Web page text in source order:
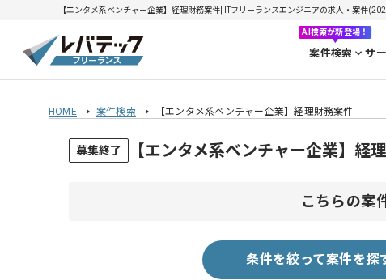
【エンタメ系ベンチャー企業】経理財務案件| ITフリーランスエンジニアの求人・案件
AI検索が新登場！
案件検索 サ
HOME 案件検索 【エンタメ系ベンチャー企業】経理財務案件
募集終了 【エンタメ系ベンチャー企業】経
こちらの案
条件を絞って案件を探